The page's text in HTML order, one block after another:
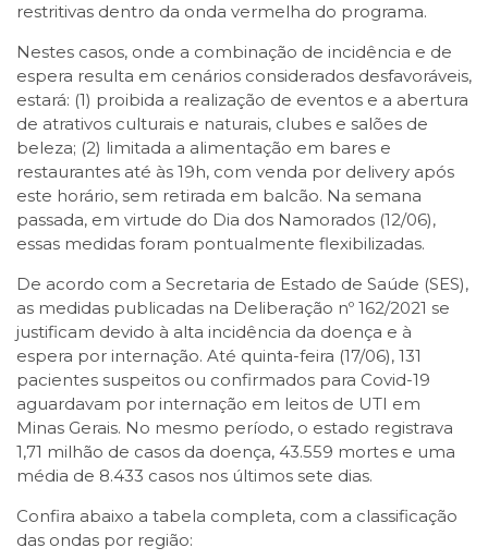
restritivas dentro da onda vermelha do programa.
Nestes casos, onde a combinação de incidência e de
espera resulta em cenários considerados desfavoráveis,
estará: (1) proibida a realização de eventos e a abertura
de atrativos culturais e naturais, clubes e salões de
beleza; (2) limitada a alimentação em bares e
restaurantes até às 19h, com venda por delivery após
este horário, sem retirada em balcão. Na semana
passada, em virtude do Dia dos Namorados (12/06),
essas medidas foram pontualmente flexibilizadas.
De acordo com a Secretaria de Estado de Saúde (SES),
as medidas publicadas na Deliberação nº 162/2021 se
justificam devido à alta incidência da doença e à
espera por internação. Até quinta-feira (17/06), 131
pacientes suspeitos ou confirmados para Covid-19
aguardavam por internação em leitos de UTI em
Minas Gerais. No mesmo período, o estado registrava
1,71 milhão de casos da doença, 43.559 mortes e uma
média de 8.433 casos nos últimos sete dias.
Confira abaixo a tabela completa, com a classificação
das ondas por região: